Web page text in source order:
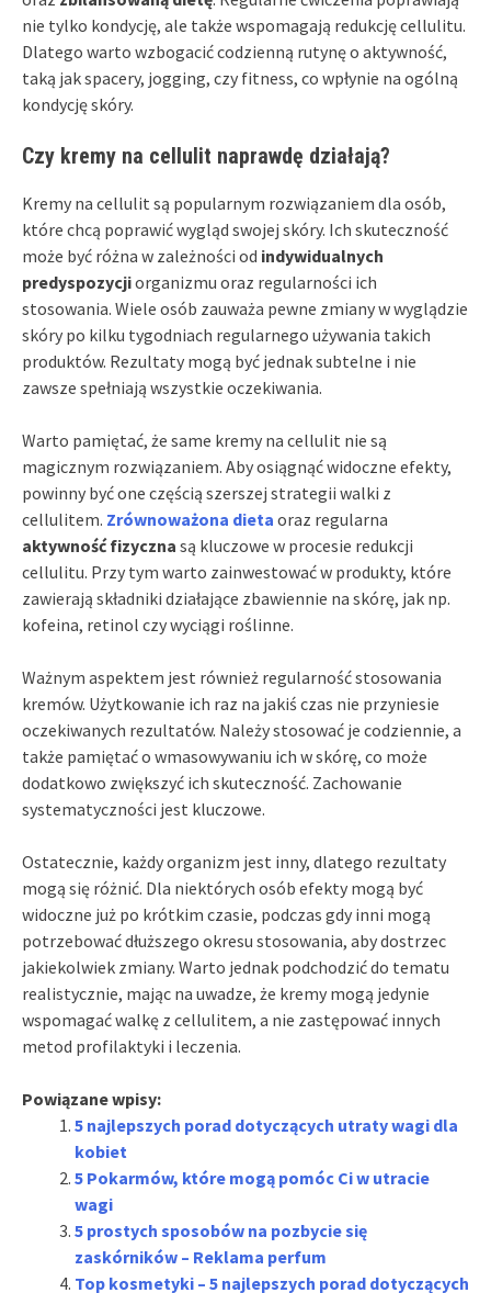
nie tylko kondycję, ale także wspomagają redukcję cellulitu.
Dlatego warto wzbogacić codzienną rutynę o aktywność,
taką jak spacery, jogging, czy fitness, co wpłynie na ogólną
kondycję skóry.
Czy kremy na cellulit naprawdę działają?
Kremy na cellulit są popularnym rozwiązaniem dla osób,
które chcą poprawić wygląd swojej skóry. Ich skuteczność
może być różna w zależności od indywidualnych
predyspozycjiorganizmu oraz regularności ich
stosowania. Wiele osób zauważa pewne zmiany w wyglądzie
skóry po kilku tygodniach regularnego używania takich
produktów. Rezultaty mogą być jednak subtelne i nie
zawsze spełniają wszystkie oczekiwania.
Warto pamiętać, że same kremy na cellulit nie są
magicznym rozwiązaniem. Aby osiągnąć widoczne efekty,
powinny być one częścią szerszej strategii walki z
cellulitem. Zrównoważona dieta oraz regularna
aktywność fizyczna są kluczowe w procesie redukcji
cellulitu. Przy tym warto zainwestować w produkty, które
zawierają składniki działające zbawiennie na skórę, jak np.
kofeina, retinol czy wyciągi roślinne.
Ważnym aspektem jest również regularność stosowania
kremów. Użytkowanie ich raz na jakiś czas nie przyniesie
oczekiwanych rezultatów. Należy stosować je codziennie, a
także pamiętać o wmasowywaniu ich w skórę, co może
dodatkowo zwiększyć ich skuteczność. Zachowanie
systematyczności jest kluczowe.
Ostatecznie, każdy organizm jest inny, dlatego rezultaty
mogą się różnić. Dla niektórych osób efekty mogą być
widoczne już po krótkim czasie, podczas gdy inni mogą
potrzebować dłuższego okresu stosowania, aby dostrzec
jakiekolwiek zmiany. Warto jednak podchodzić do tematu
realistycznie, mając na uwadze, że kremy mogą jedynie
wspomagać walkę z cellulitem, a nie zastępować innych
metod profilaktyki i leczenia.
Powiązane wpisy:
5 najlepszych porad dotyczących utraty wagi dla
kobiet
5 Pokarmów, które mogą pomóc Ci w utracie
wagi
5 prostych sposobów na pozbycie się
zaskórników – Reklama perfum
Top kosmetyki – 5 najlepszych porad dotyczących